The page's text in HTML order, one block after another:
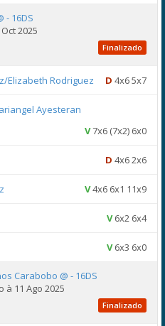
- 16DS
2025
Finalizado
Elizabeth Rodriguez D 4x6 5x7
Ayesteran
V7x6 (7x2) 6x0
D 4x6 2x6
V4x6 6x1 11x9
V6x2 6x4
V6x3 6x0
Carabobo @ - 16DS
à 11 Ago 2025
Finalizado